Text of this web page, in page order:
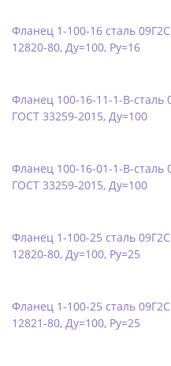
Фланец 1-100-16 сталь
12820-80, Ду=100, Ру=16
Фланец 100-16-11-1-B-сталь
ГОСТ 33259-2015, Ду=100
Фланец 100-16-01-1-B-сталь
ГОСТ 33259-2015, Ду=100
Фланец 1-100-25 сталь
12820-80, Ду=100, Ру=25
Фланец 1-100-25 сталь
12821-80, Ду=100, Ру=25